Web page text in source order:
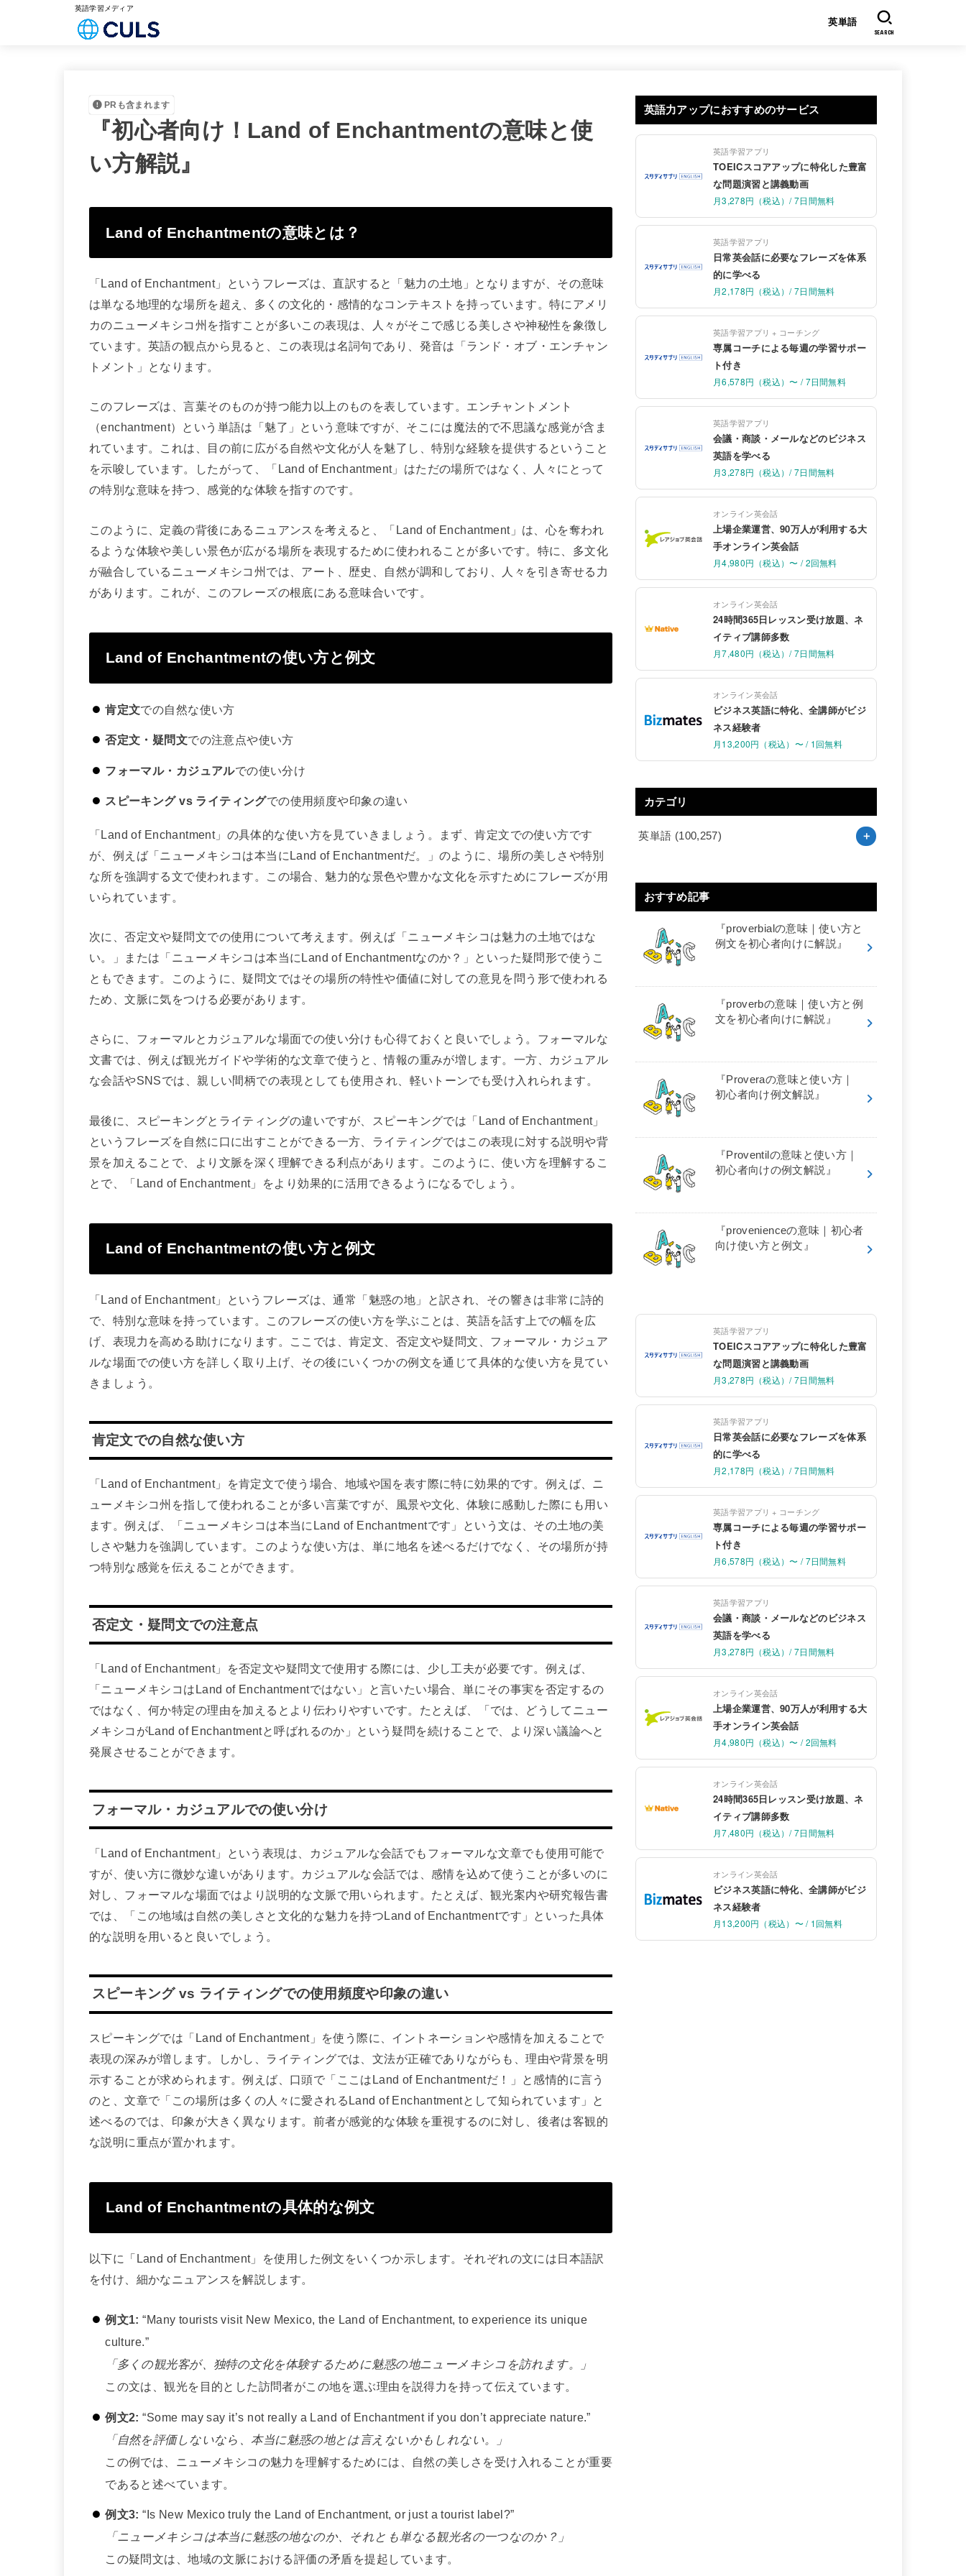
英語学習メディア
英単語
SEARCH
PRも含まれます
『初心者向け！Land of Enchantmentの意味と使
い方解説』
Land of Enchantmentの意味とは？
「Land of Enchantment」というフレーズは、直訳すると「魅力の土地」となりますが、その意味
は単なる地理的な場所を超え、多くの文化的・感情的なコンテキストを持っています。特にアメリ
カのニューメキシコ州を指すことが多いこの表現は、人々がそこで感じる美しさや神秘性を象徴し
ています。英語の観点から見ると、この表現は名詞句であり、発音は「ランド・オブ・エンチャン
トメント」となります。
このフレーズは、言葉そのものが持つ能力以上のものを表しています。エンチャントメント
（enchantment）という単語は「魅了」という意味ですが、そこには魔法的で不思議な感覚が含ま
れています。これは、目の前に広がる自然や文化が人を魅了し、特別な経験を提供するということ
を示唆しています。したがって、「Land of Enchantment」はただの場所ではなく、人々にとって
の特別な意味を持つ、感覚的な体験を指すのです。
このように、定義の背後にあるニュアンスを考えると、「Land of Enchantment」は、心を奪われ
るような体験や美しい景色が広がる場所を表現するために使われることが多いです。特に、多文化
が融合しているニューメキシコ州では、アート、歴史、自然が調和しており、人々を引き寄せる力
があります。これが、このフレーズの根底にある意味合いです。
Land of Enchantmentの使い方と例文
肯定文での自然な使い方
否定文・疑問文での注意点や使い方
フォーマル・カジュアルでの使い分け
スピーキング vs ライティングでの使用頻度や印象の違い
「Land of Enchantment」の具体的な使い方を見ていきましょう。まず、肯定文での使い方です
が、例えば「ニューメキシコは本当にLand of Enchantmentだ。」のように、場所の美しさや特別
な所を強調する文で使われます。この場合、魅力的な景色や豊かな文化を示すためにフレーズが用
いられています。
次に、否定文や疑問文での使用について考えます。例えば「ニューメキシコは魅力の土地ではな
い。」または「ニューメキシコは本当にLand of Enchantmentなのか？」といった疑問形で使うこ
ともできます。このように、疑問文ではその場所の特性や価値に対しての意見を問う形で使われる
ため、文脈に気をつける必要があります。
さらに、フォーマルとカジュアルな場面での使い分けも心得ておくと良いでしょう。フォーマルな
文書では、例えば観光ガイドや学術的な文章で使うと、情報の重みが増します。一方、カジュアル
な会話やSNSでは、親しい間柄での表現としても使用され、軽いトーンでも受け入れられます。
最後に、スピーキングとライティングの違いですが、スピーキングでは「Land of Enchantment」
というフレーズを自然に口に出すことができる一方、ライティングではこの表現に対する説明や背
景を加えることで、より文脈を深く理解できる利点があります。このように、使い方を理解するこ
とで、「Land of Enchantment」をより効果的に活用できるようになるでしょう。
Land of Enchantmentの使い方と例文
「Land of Enchantment」というフレーズは、通常「魅惑の地」と訳され、その響きは非常に詩的
で、特別な意味を持っています。このフレーズの使い方を学ぶことは、英語を話す上での幅を広
げ、表現力を高める助けになります。ここでは、肯定文、否定文や疑問文、フォーマル・カジュア
ルな場面での使い方を詳しく取り上げ、その後にいくつかの例文を通じて具体的な使い方を見てい
きましょう。
肯定文での自然な使い方
「Land of Enchantment」を肯定文で使う場合、地域や国を表す際に特に効果的です。例えば、ニ
ューメキシコ州を指して使われることが多い言葉ですが、風景や文化、体験に感動した際にも用い
ます。例えば、「ニューメキシコは本当にLand of Enchantmentです」という文は、その土地の美
しさや魅力を強調しています。このような使い方は、単に地名を述べるだけでなく、その場所が持
つ特別な感覚を伝えることができます。
否定文・疑問文での注意点
「Land of Enchantment」を否定文や疑問文で使用する際には、少し工夫が必要です。例えば、
「ニューメキシコはLand of Enchantmentではない」と言いたい場合、単にその事実を否定するの
ではなく、何か特定の理由を加えるとより伝わりやすいです。たとえば、「では、どうしてニュー
メキシコがLand of Enchantmentと呼ばれるのか」という疑問を続けることで、より深い議論へと
発展させることができます。
フォーマル・カジュアルでの使い分け
「Land of Enchantment」という表現は、カジュアルな会話でもフォーマルな文章でも使用可能で
すが、使い方に微妙な違いがあります。カジュアルな会話では、感情を込めて使うことが多いのに
対し、フォーマルな場面ではより説明的な文脈で用いられます。たとえば、観光案内や研究報告書
では、「この地域は自然の美しさと文化的な魅力を持つLand of Enchantmentです」といった具体
的な説明を用いると良いでしょう。
スピーキング vs ライティングでの使用頻度や印象の違い
スピーキングでは「Land of Enchantment」を使う際に、イントネーションや感情を加えることで
表現の深みが増します。しかし、ライティングでは、文法が正確でありながらも、理由や背景を明
示することが求められます。例えば、口頭で「ここはLand of Enchantmentだ！」と感情的に言う
のと、文章で「この場所は多くの人々に愛されるLand of Enchantmentとして知られています」と
述べるのでは、印象が大きく異なります。前者が感覚的な体験を重視するのに対し、後者は客観的
な説明に重点が置かれます。
Land of Enchantmentの具体的な例文
以下に「Land of Enchantment」を使用した例文をいくつか示します。それぞれの文には日本語訳
を付け、細かなニュアンスを解説します。
例文1: “Many tourists visit New Mexico, the Land of Enchantment, to experience its unique
culture.”
「多くの観光客が、独特の文化を体験するために魅惑の地ニューメキシコを訪れます。」
この文は、観光を目的とした訪問者がこの地を選ぶ理由を説得力を持って伝えています。
例文2: “Some may say it’s not really a Land of Enchantment if you don’t appreciate nature.”
「自然を評価しないなら、本当に魅惑の地とは言えないかもしれない。」
この例では、ニューメキシコの魅力を理解するためには、自然の美しさを受け入れることが重要
であると述べています。
例文3: “Is New Mexico truly the Land of Enchantment, or just a tourist label?”
「ニューメキシコは本当に魅惑の地なのか、それとも単なる観光名の一つなのか？」
この疑問文は、地域の文脈における評価の矛盾を提起しています。
英語力アップにおすすめのサービス
英語学習アプリ
TOEICスコアアップに特化した豊富
な問題演習と講義動画
月3,278円（税込）/ 7日間無料
英語学習アプリ
日常英会話に必要なフレーズを体系
的に学べる
月2,178円（税込）/ 7日間無料
英語学習アプリ + コーチング
専属コーチによる毎週の学習サポー
ト付き
月6,578円（税込）〜 / 7日間無料
英語学習アプリ
会議・商談・メールなどのビジネス
英語を学べる
月3,278円（税込）/ 7日間無料
オンライン英会話
上場企業運営、90万人が利用する大
手オンライン英会話
月4,980円（税込）〜 / 2回無料
オンライン英会話
24時間365日レッスン受け放題、ネ
イティブ講師多数
月7,480円（税込）/ 7日間無料
オンライン英会話
ビジネス英語に特化、全講師がビジ
ネス経験者
月13,200円（税込）〜 / 1回無料
カテゴリ
英単語 (100,257)
おすすめ記事
『proverbialの意味｜使い方と
例文を初心者向けに解説』
『proverbの意味｜使い方と例
文を初心者向けに解説』
『Proveraの意味と使い方｜
初心者向け例文解説』
『Proventilの意味と使い方｜
初心者向けの例文解説』
『provenienceの意味｜初心者
向け使い方と例文』
英語学習アプリ
TOEICスコアアップに特化した豊富
な問題演習と講義動画
月3,278円（税込）/ 7日間無料
英語学習アプリ
日常英会話に必要なフレーズを体系
的に学べる
月2,178円（税込）/ 7日間無料
英語学習アプリ + コーチング
専属コーチによる毎週の学習サポー
ト付き
月6,578円（税込）〜 / 7日間無料
英語学習アプリ
会議・商談・メールなどのビジネス
英語を学べる
月3,278円（税込）/ 7日間無料
オンライン英会話
上場企業運営、90万人が利用する大
手オンライン英会話
月4,980円（税込）〜 / 2回無料
オンライン英会話
24時間365日レッスン受け放題、ネ
イティブ講師多数
月7,480円（税込）/ 7日間無料
オンライン英会話
ビジネス英語に特化、全講師がビジ
ネス経験者
月13,200円（税込）〜 / 1回無料